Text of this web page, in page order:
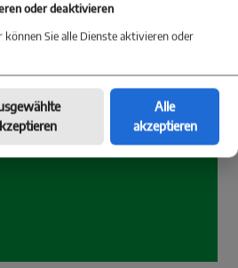
oder deaktivieren
können Sie alle Dienste aktivieren oder
Alle
akzeptieren